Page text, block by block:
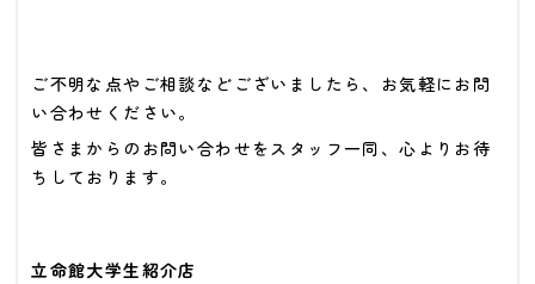
ご不明な点やご相談などございましたら、お気軽にお問
い合わせください。
皆さまからのお問い合わせをスタッフ一同、心よりお待
ちしております。
立命館大学生紹介店